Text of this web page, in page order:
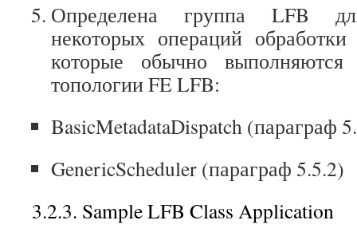
Определена группа LFB
некоторых операций
которые обычно
топологии FE LFB:
BasicMetadataDispatch (параграф
GenericScheduler (параграф 5.5.2)
3.2.3. Sample LFB Class Application